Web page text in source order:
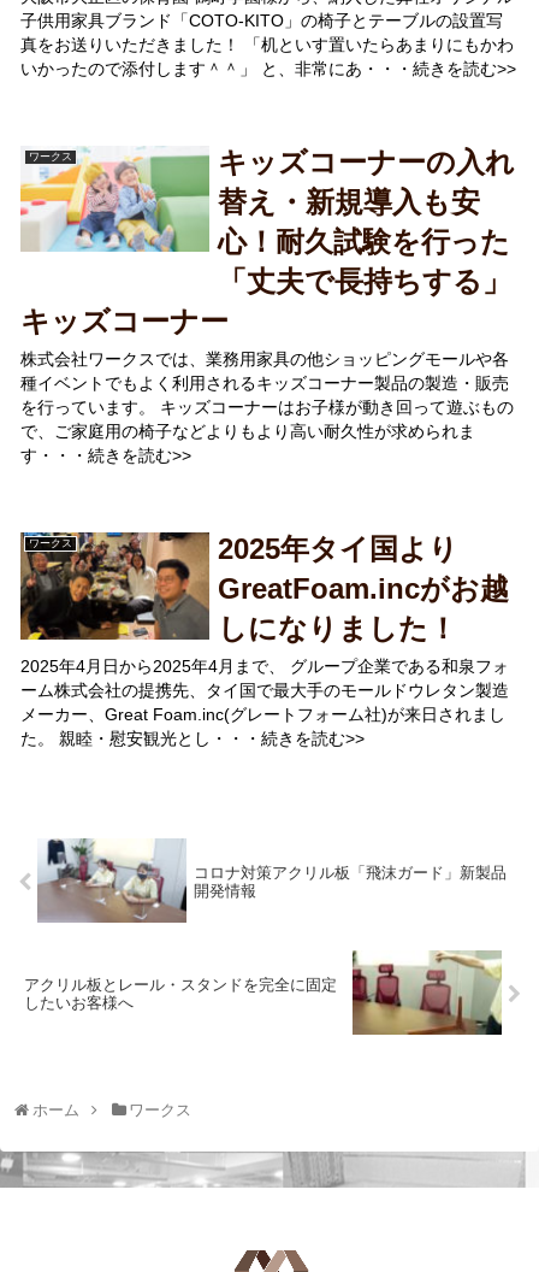
子供用家具ブランド「COTO-KITO」の椅子とテーブルの設置写
真をお送りいただきました！ 「机といす置いたらあまりにもかわ
いかったので添付します＾＾」 と、非常にあ・・・続きを読む>>
ワークス
キッズコーナーの入れ
替え・新規導入も安
心！耐久試験を行った
「丈夫で長持ちする」
キッズコーナー
株式会社ワークスでは、業務用家具の他ショッピングモールや各
種イベントでもよく利用されるキッズコーナー製品の製造・販売
を行っています。 キッズコーナーはお子様が動き回って遊ぶもの
で、ご家庭用の椅子などよりもより高い耐久性が求められま
す・・・続きを読む>>
ワークス
2025年タイ国より
GreatFoam.incがお越
しになりました！
2025年4月日から2025年4月まで、 グループ企業である和泉フォ
ーム株式会社の提携先、タイ国で最大手のモールドウレタン製造
メーカー、Great Foam.inc(グレートフォーム社)が来日されまし
た。 親睦・慰安観光とし・・・続きを読む>>
コロナ対策アクリル板「飛沫ガード」新製品
開発情報
アクリル板とレール・スタンドを完全に固定
したいお客様へ
ホーム ワークス